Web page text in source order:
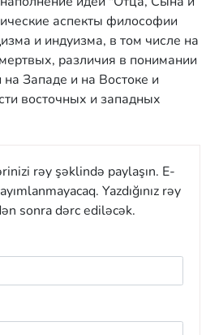
аспекты философии
и индуизма, в том числе на
различия в понимании
Западе и на Востоке и
восточных и западных
rəy şəklində paylaşın. E-
Yazdığınız rəy
sonra dərc ediləcək.